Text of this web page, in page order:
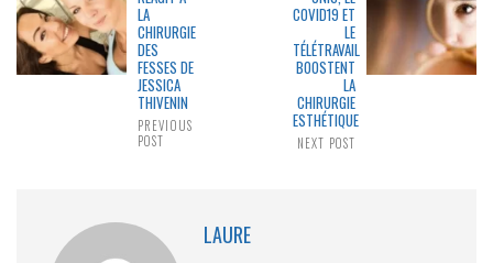
LA
CHIRURGIE
DES
FESSES DE
JESSICA
THIVENIN
PREVIOUS
POST
COVID19 ET
LE
TÉLÉTRAVAIL
BOOSTENT
LA
CHIRURGIE
ESTHÉTIQUE
NEXT POST
LAURE